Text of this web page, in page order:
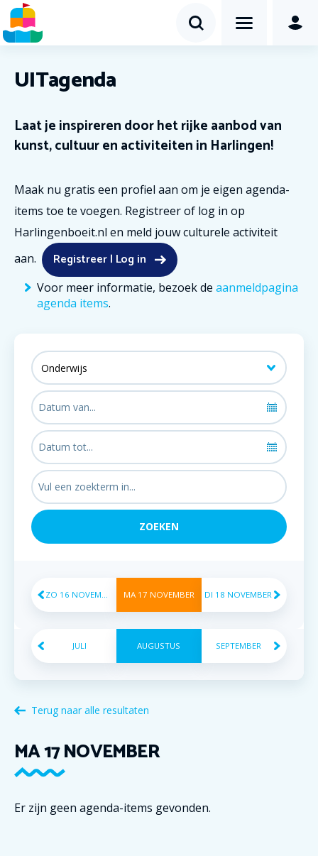
UITagenda
Laat je inspireren door het rijke aanbod van
kunst, cultuur en activiteiten in Harlingen!
Maak nu gratis een profiel aan om je eigen agenda-
items toe te voegen. Registreer of log in op
Harlingenboeit.nl en meld jouw culturele activiteit
aan.
Registreer | Log in
Voor meer informatie, bezoek de aanmeldpagina
agenda items.
ZO 16 NOVEMBER MA 17 NOVEMBER DI 18 NOVEMBER
JULI AUGUSTUS SEPTEMBER
Terug naar alle resultaten
MA17NOVEMBER
Er zijn geen agenda-items gevonden.